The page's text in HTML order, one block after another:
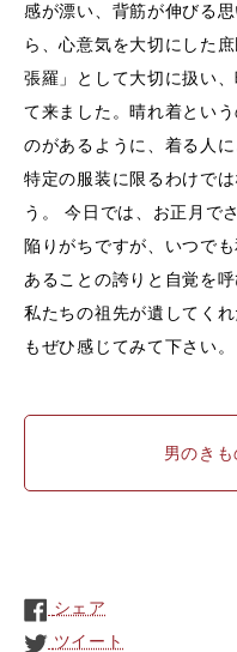
感が漂い、背筋が伸びる
ら、心意気を大切にした
張羅」として大切に扱い
て来ました。晴れ着とい
のがあるように、着る人
特定の服装に限るわけで
う。 今日では、お正月で
陥りがちですが、いつで
あることの誇りと自覚を
私たちの祖先が遺してく
もぜひ感じてみて下さい。
男のき
シェア
ツイート